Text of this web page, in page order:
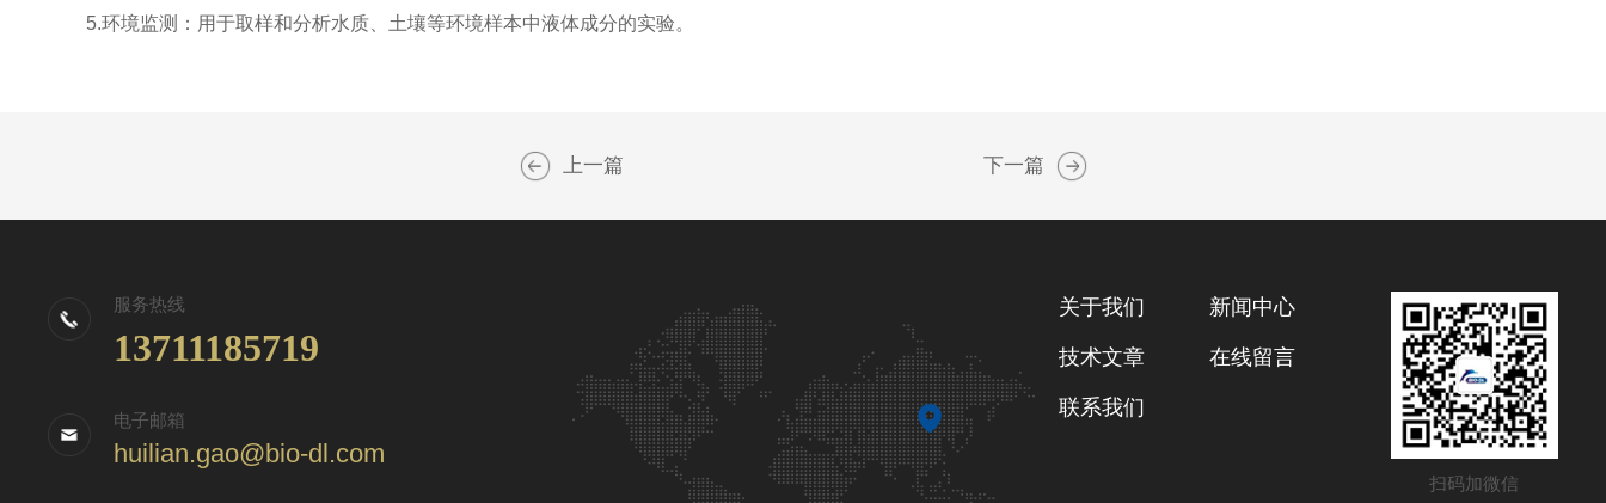
5.环境监测：用于取样和分析水质、土壤等环境样本中液体成分的实验。
上一篇 下一篇
服务热线
13711185719
电子邮箱
huilian.gao@bio-dl.com
扫码加微信
关于我们 新闻中心
技术文章 在线留言
联系我们